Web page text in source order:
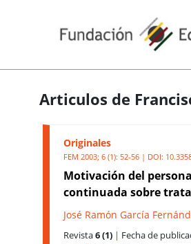
Articulos de
Originales
FEM 2003; 6 (1): 52-56 | DOI:
Motivación del
continuada sobre
José Ramón García
Revista6 (1) | Fecha de